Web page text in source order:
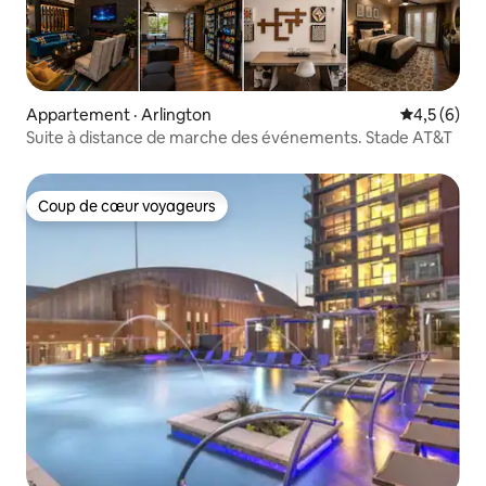
Appartement · Arlington Note
4,5 (6)
Suite à distance de marche des événements. Stade AT&T
Coup de cœur voyageurs
Coup de cœur voyageurs